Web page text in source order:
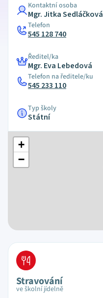
Kontaktní osoba
Mgr. Jitka Sedláčková
Telefon
545 128 740
Ředitel/ka
Mgr. Eva Lebedová
Telefon na ředitele/ku
545 233 110
Typ školy
Státní
+
−
Stravování
ve školní jídelně